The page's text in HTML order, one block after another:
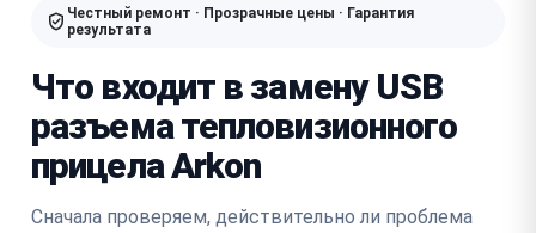
Честный ремонт · Прозрачные цены · Гарантия
результата
Что входит в замену USB
разъема тепловизионного
прицела Arkon
Сначала проверяем, действительно ли проблема